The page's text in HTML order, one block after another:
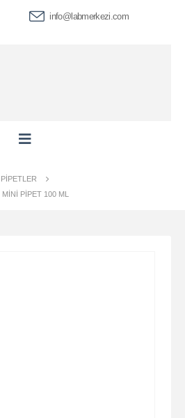
info@labmerkezi.com
PIPETLER
PIPET 100 ΜL